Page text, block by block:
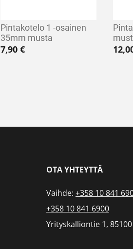
Pintakotelo 1 -osainen
35mm musta
7,90 €
OTA YHTEYTTÄ
Vaihde: +358 10 841
+358 10 841 6900
Yrityskalliontie 1,